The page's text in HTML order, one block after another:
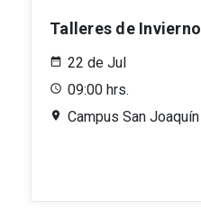
Talleres de Invierno
22 de Jul
09:00 hrs.
Campus San Joaquín